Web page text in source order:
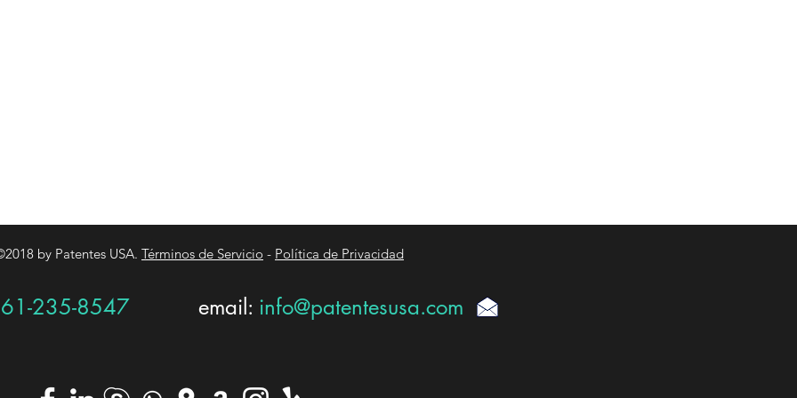
by Patentes USA. Términos de Servicio - Política de Privacidad
235-8547 email: info@patentesusa.com